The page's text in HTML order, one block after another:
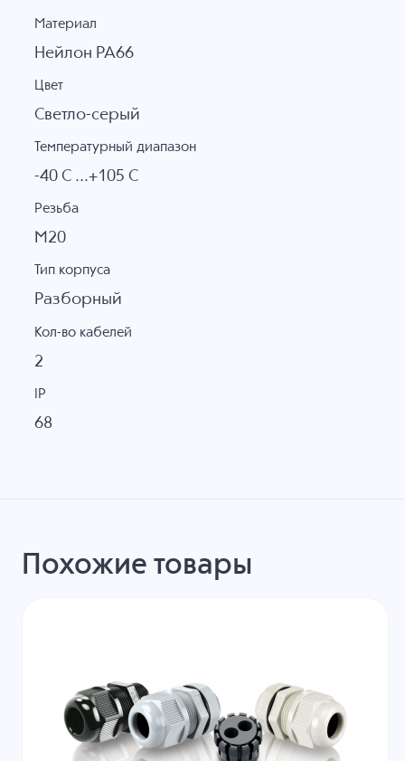
Материал
Нейлон PA66
Цвет
Светло-серый
Температурный диапазон
-40 C ...+105 C
Резьба
M20
Тип корпуса
Разборный
Кол-во кабелей
2
IP
68
Похожие товары